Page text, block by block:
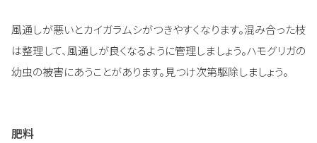
風通しが悪いとカイガラムシがつきやすくなります。混み合った枝
は整理して、風通しが良くなるように管理しましょう。ハモグリガの
幼虫の被害にあうことがあります。見つけ次第駆除しましょう。
肥料